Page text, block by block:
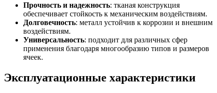
Прочность и надежность: тканая конструкция
обеспечивает стойкость к механическим воздействиям.
Долговечность: металл устойчив к коррозии и внешним
воздействиям.
Универсальность: подходит для различных сфер
применения благодаря многообразию типов и размеров
ячеек.
Эксплуатационные характеристики